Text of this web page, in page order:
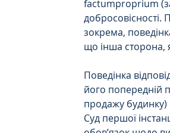
Сімейне ЄСПЛ
factumproprium
добросовісності.
зокрема,
що інша сторона,
Поведінка
його попередній
продажу будинку)
Суд першої